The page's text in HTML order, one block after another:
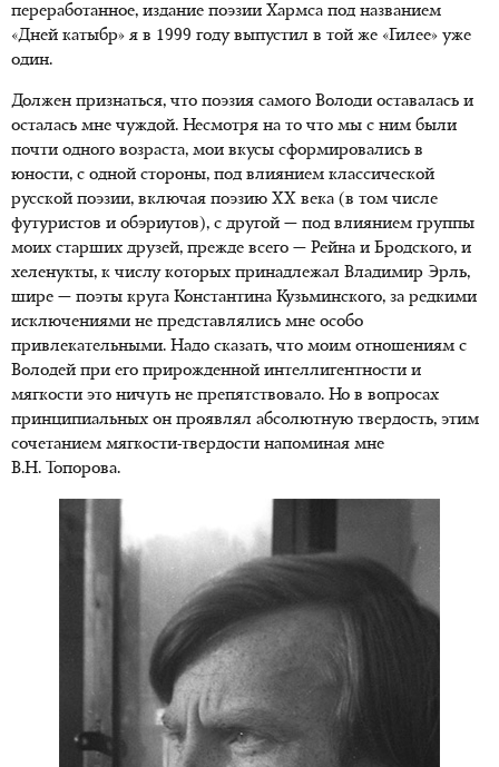
переработанное, издание поэзии Хармса под названием
«Дней катыбр» я в 1999 году выпустил в той же «Гилее» уже
один.
Должен признаться, что поэзия самого Володи оставалась и
осталась мне чуждой. Несмотря на то что мы с ним были
почти одного возраста, мои вкусы сформировались в
юности, с одной стороны, под влиянием классической
русской поэзии, включая поэзию XX века (в том числе
футуристов и обэриутов), с другой — под влиянием группы
моих старших друзей, прежде всего — Рейна и Бродского, и
хеленукты, к числу которых принадлежал Владимир Эрль,
шире — поэты круга Константина Кузьминского, за редкими
исключениями не представлялись мне особо
привлекательными. Надо сказать, что моим отношениям с
Володей при его прирожденной интеллигентности и
мягкости это ничуть не препятствовало. Но в вопросах
принципиальных он проявлял абсолютную твердость, этим
сочетанием мягкости-твердости напоминая мне
В.Н. Топорова.